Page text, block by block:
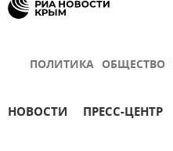
ПОЛИТИКА ОБЩЕСТВО
НОВОСТИ ПРЕСС-ЦЕНТР